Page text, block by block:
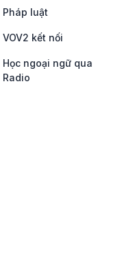
Pháp luật
VOV2 kết nối
Học ngoại ngữ qua
Radio